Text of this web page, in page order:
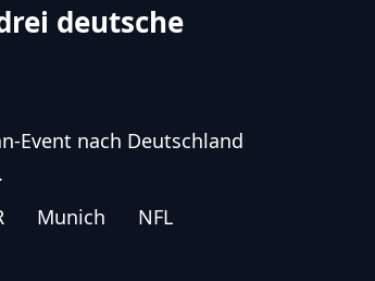
deutsche
Event nach Deutschland
Munich
NFL